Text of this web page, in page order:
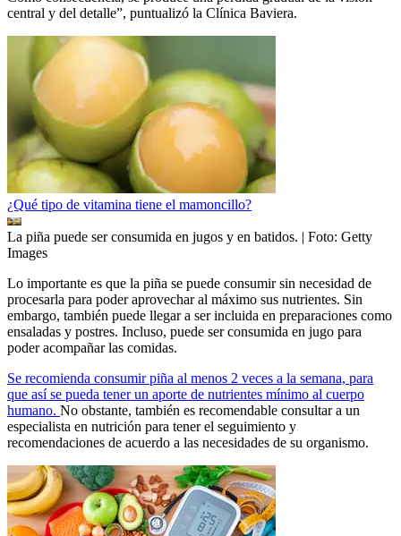
central y del detalle”, puntualizó la Clínica Baviera.
¿Qué tipo de vitamina tiene el mamoncillo?
La piña puede ser consumida en jugos y en batidos. | Foto: Getty
Images
Lo importante es que la piña se puede consumir sin necesidad de
procesarla para poder aprovechar al máximo sus nutrientes. Sin
embargo, también puede llegar a ser incluida en preparaciones como
ensaladas y postres. Incluso, puede ser consumida en jugo para
poder acompañar las comidas.
Se recomienda consumir piña al menos 2 veces a la semana, para
que así se pueda tener un aporte de nutrientes mínimo al cuerpo
humano. No obstante, también es recomendable consultar a un
especialista en nutrición para tener el seguimiento y
recomendaciones de acuerdo a las necesidades de su organismo.